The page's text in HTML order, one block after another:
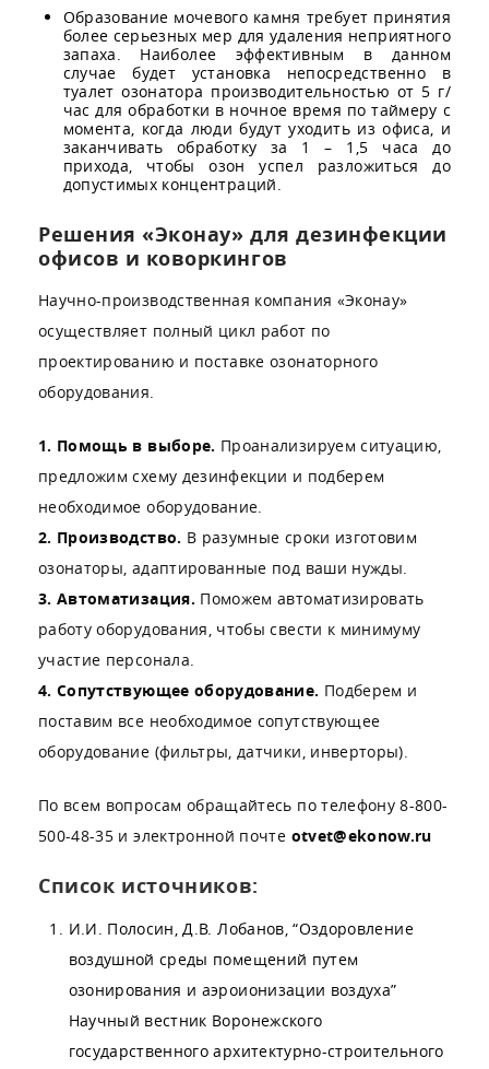
Образование мочевого камня требует принятия
более серьезных мер для удаления неприятного
запаха. Наиболее эффективным в данном
случае будет установка непосредственно в
туалет озонатора производительностью от 5 г/
час для обработки в ночное время по таймеру с
момента, когда люди будут уходить из офиса, и
заканчивать обработку за 1 – 1,5 часа до
прихода, чтобы озон успел разложиться до
допустимых концентраций.
Решения «Эконау» для дезинфекции
офисов и коворкингов
Научно-производственная компания «Эконау»
осуществляет полный цикл работ по
проектированию и поставке озонаторного
оборудования.
1. Помощь в выборе. Проанализируем ситуацию,
предложим схему дезинфекции и подберем
необходимое оборудование.
2. Производство. В разумные сроки изготовим
озонаторы, адаптированные под ваши нужды.
3. Автоматизация. Поможем автоматизировать
работу оборудования, чтобы свести к минимуму
участие персонала.
4. Сопутствующее оборудование. Подберем и
поставим все необходимое сопутствующее
оборудование (фильтры, датчики, инверторы).
По всем вопросам обращайтесь по телефону 8-800-
500-48-35 и электронной почте otvet@ekonow.ru
Список источников:
И.И. Полосин, Д.В. Лобанов, “Оздоровление
воздушной среды помещений путем
озонирования и аэроионизации воздуха”
Научный вестник Воронежского
государственного архитектурно-строительного